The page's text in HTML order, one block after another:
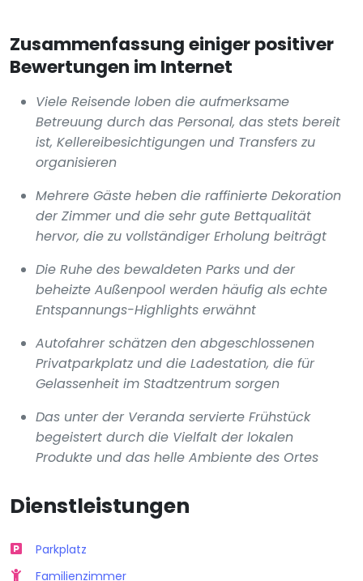
Zusammenfassung einiger positiver
Bewertungen im Internet
Viele Reisende loben die aufmerksame
Betreuung durch das Personal, das stets bereit
ist, Kellereibesichtigungen und Transfers zu
organisieren
Mehrere Gäste heben die raffinierte Dekoration
der Zimmer und die sehr gute Bettqualität
hervor, die zu vollständiger Erholung beiträgt
Die Ruhe des bewaldeten Parks und der
beheizte Außenpool werden häufig als echte
Entspannungs-Highlights erwähnt
Autofahrer schätzen den abgeschlossenen
Privatparkplatz und die Ladestation, die für
Gelassenheit im Stadtzentrum sorgen
Das unter der Veranda servierte Frühstück
begeistert durch die Vielfalt der lokalen
Produkte und das helle Ambiente des Ortes
Dienstleistungen
Parkplatz
Familienzimmer